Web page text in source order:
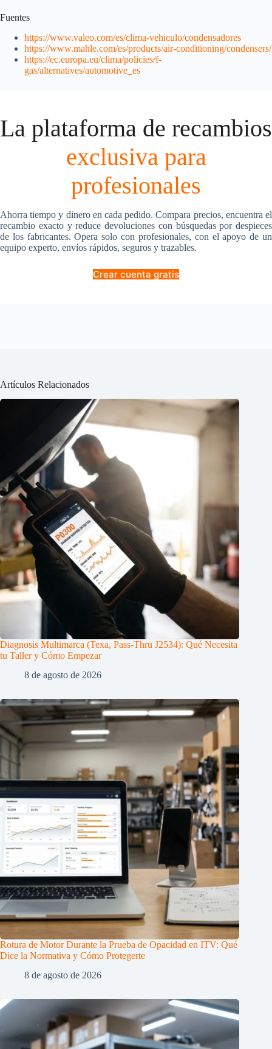
Fuentes
https://www.valeo.com/es/clima-vehiculo/condensadores
https://www.mahle.com/es/products/air-conditioning/condensers/
https://ec.europa.eu/clima/policies/f-
gas/alternatives/automotive_es
La plataforma de recambios
exclusiva para
profesionales
Ahorra tiempo y dinero en cada pedido. Compara precios, encuentra el
recambio exacto y reduce devoluciones con búsquedas por despieces
de los fabricantes. Opera solo con profesionales, con el apoyo de un
equipo experto, envíos rápidos, seguros y trazables.
Crear cuenta gratis
Artículos Relacionados
Diagnosis Multimarca (Texa, Pass-Thru J2534): Qué Necesita
tu Taller y Cómo Empezar
8 de agosto de 2026
Rotura de Motor Durante la Prueba de Opacidad en ITV: Qué
Dice la Normativa y Cómo Protegerte
8 de agosto de 2026